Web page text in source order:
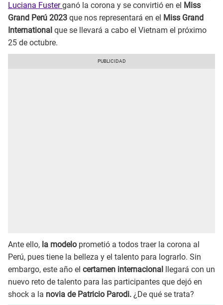
Luciana Fusterganó la corona y se convirtió en el Miss
Grand Perú 2023 que nos representará en el Miss Grand
International que se llevará a cabo el Vietnam el próximo
25 de octubre.
Ante ello, la modelo prometió a todos traer la corona al
Perú, pues tiene la belleza y el talento para lograrlo. Sin
embargo, este año el certamen internacional llegará con un
nuevo reto de talento para las participantes que dejó en
shock a la novia de Patricio Parodi. ¿De qué se trata?